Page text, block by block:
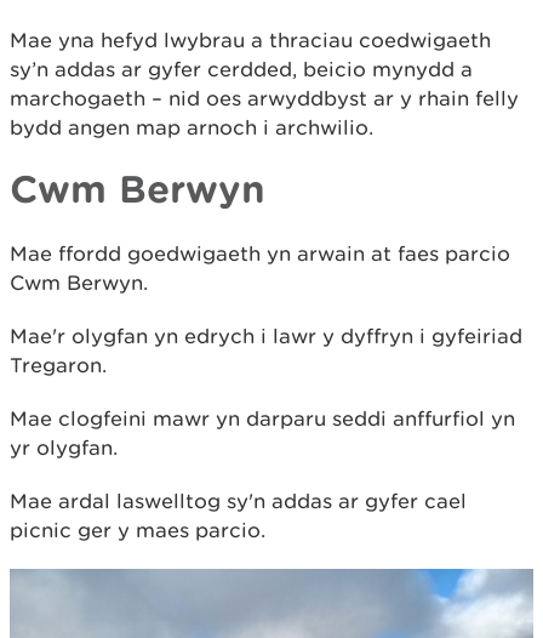
Mae yna hefyd lwybrau a thraciau coedwigaeth
sy’n addas ar gyfer cerdded, beicio mynydd a
marchogaeth – nid oes arwyddbyst ar y rhain felly
bydd angen map arnoch i archwilio.
Cwm Berwyn
Mae ffordd goedwigaeth yn arwain at faes parcio
Cwm Berwyn.
Mae'r olygfan yn edrych i lawr y dyffryn i gyfeiriad
Tregaron.
Mae clogfeini mawr yn darparu seddi anffurfiol yn
yr olygfan.
Mae ardal laswelltog sy'n addas ar gyfer cael
picnic ger y maes parcio.